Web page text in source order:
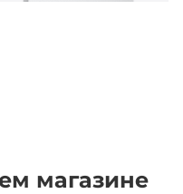
магазине